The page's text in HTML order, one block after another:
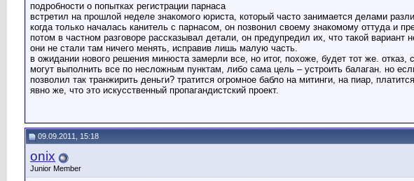
подробности о попытках регистрации парнаса
встретил на прошлой неделе знакомого юриста, который часто занимается делами
когда только началась канитель с парнасом, он позвонил своему знакомому оттуда
потом в частном разговоре рассказывал детали, он предупредил их, что такой
они не стали там ничего менять, исправив лишь малую часть.
в ожидании нового решения минюста замерли все, но итог, похоже, будет тот же.
могут выполнить все по несложным пунктам, либо сама цель – устроить балаган. но
позволил так транжирить деньги? тратится огромное бабло на митинги, на пиар,
явно же, что это искусственный пропагандистский проект.
09.09.2011, 15:18
onix
Junior Member